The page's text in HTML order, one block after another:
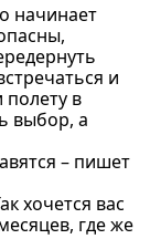
начинает
и
в
выбор, а
– пишет
хочется вас
где же